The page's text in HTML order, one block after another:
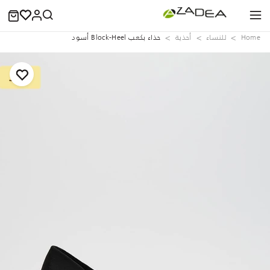
Home للنساء أحذية حذاء بكعب Block-Heel أسود